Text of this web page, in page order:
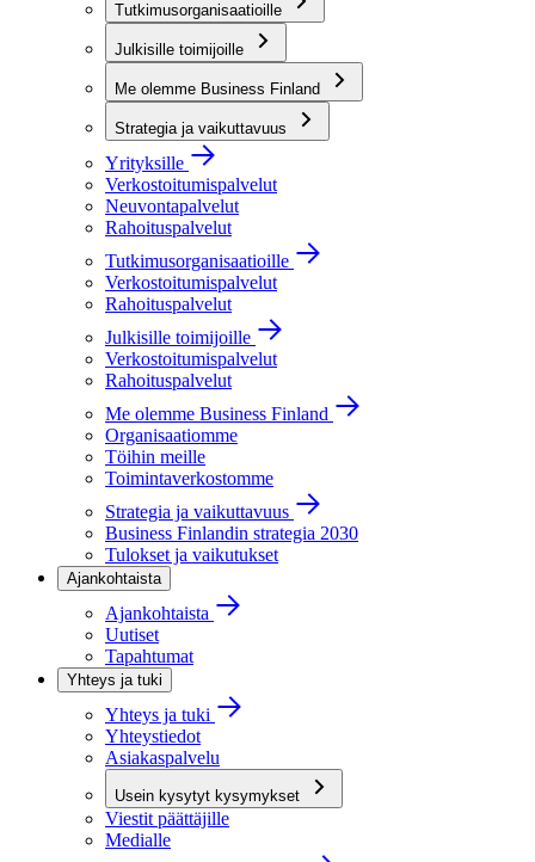
Tutkimusorganisaatioille
Julkisille toimijoille
Me olemme Business Finland
Strategia ja vaikuttavuus
Yrityksille
Verkostoitumispalvelut
Neuvontapalvelut
Rahoituspalvelut
Tutkimusorganisaatioille
Verkostoitumispalvelut
Rahoituspalvelut
Julkisille toimijoille
Verkostoitumispalvelut
Rahoituspalvelut
Me olemme Business Finland
Organisaatiomme
Töihin meille
Toimintaverkostomme
Strategia ja vaikuttavuus
Business Finlandin strategia 2030
Tulokset ja vaikutukset
Ajankohtaista
Ajankohtaista
Uutiset
Tapahtumat
Yhteys ja tuki
Yhteys ja tuki
Yhteystiedot
Asiakaspalvelu
Usein kysytyt kysymykset
Viestit päättäjille
Medialle